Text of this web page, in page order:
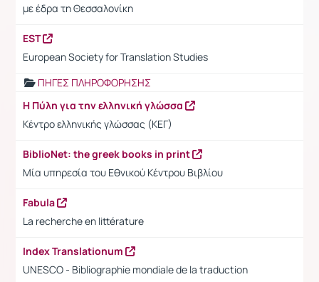
με έδρα τη Θεσσαλονίκη
EST
European Society for Translation Studies
ΠΗΓΕΣ ΠΛΗΡΟΦΟΡΗΣΗΣ
Η Πύλη για την ελληνική γλώσσα
Κέντρο ελληνικής γλώσσας (ΚΕΓ)
BiblioNet: the greek books in print
Μία υπηρεσία του Εθνικού Κέντρου Βιβλίου
Fabula
La recherche en littérature
Index Translationum
UNESCO - Bibliographie mondiale de la traduction